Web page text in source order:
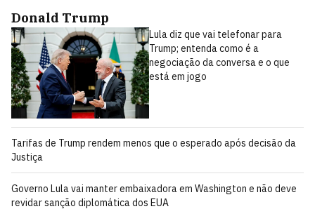
Donald Trump
Lula diz que vai telefonar para
Trump; entenda como é a
negociação da conversa e o que
está em jogo
Tarifas de Trump rendem menos que o esperado após decisão da
Justiça
Governo Lula vai manter embaixadora em Washington e não deve
revidar sanção diplomática dos EUA